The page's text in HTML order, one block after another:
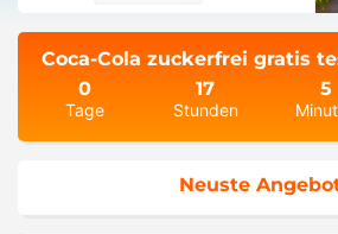
Coca-Cola zuckerfrei gratis
0
Tage
17
Stunden
5
Neuste